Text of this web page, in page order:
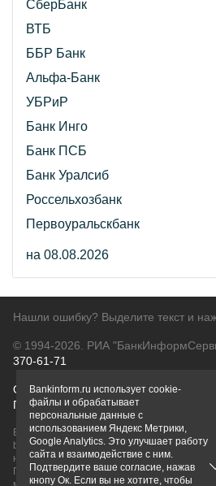
СберБанк
ВТБ
ББР Банк
Альфа-Банк
УБРиР
Банк Инго
Банк ПСБ
Банк Уралсиб
Россельхозбанк
Первоуральскбанк
на 08.08.2026
Нашли ошибку? Выделите текст и
© 1994-2026. РИА
370-61-71
О проектеПолитика
Правовая информацияДля
Вся информация о продуктах банков,
bankinform.ru, носит исключительно
не является публичной офертой,
ГК РФ. Информация не содержит точного и
Bankinform.ru использует cookie-
файлы и обрабатывает
персональные данные с
использованием Яндекс Метрики,
Google Analytics. Это улучшает работу
сайта и взаимодействие с ним.
Подтвердите ваше согласие, нажав
кнопу Ок. Если вы не хотите, чтобы